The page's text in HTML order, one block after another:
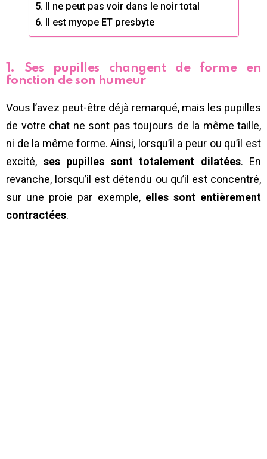
5. Il ne peut pas voir dans le noir total
6. Il est myope ET presbyte
1. Ses pupilles changent de forme en
fonction de son humeur
Vous l’avez peut-être déjà remarqué, mais les pupilles
de votre chat ne sont pas toujours de la même taille,
ni de la même forme. Ainsi, lorsqu’il a peur ou qu’il est
excité, ses pupilles sont totalement dilatées. En
revanche, lorsqu’il est détendu ou qu’il est concentré,
sur une proie par exemple,elles sont entièrement
contractées.